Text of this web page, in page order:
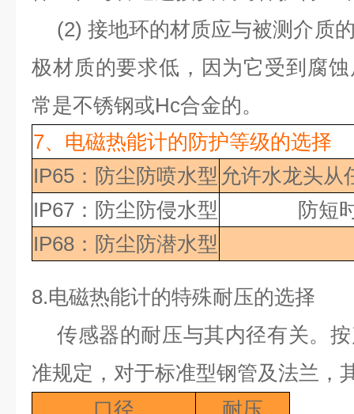
(2)接地环的材质应与被测介质
极材质的要求低，因为它受到腐
常是不锈钢或Hc合金的。
7、 电磁热能计的防护等级的选择
IP65：防尘防喷水型 允许水龙头从
IP67：防尘防侵水型
防短
IP68：防尘防潜水型
8.电磁热能计的特殊耐压的选择
传感器的耐压与其内径有关。
准规定，对于标准型钢管及法兰，
口径
耐压